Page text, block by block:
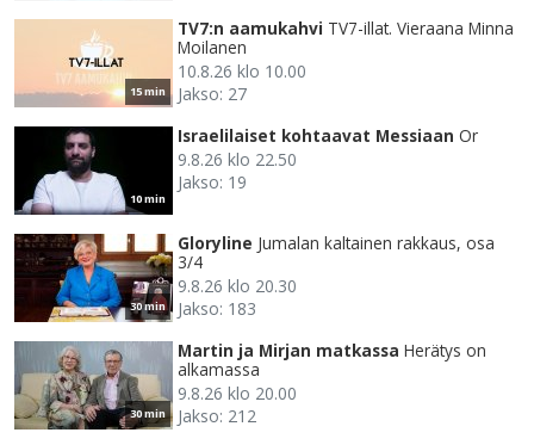
15 min
TV7:n aamukahvi TV7-illat. Vieraana Minna
Moilanen
10.8.26 klo 10.00
Jakso: 27
10 min
Israelilaiset kohtaavat Messiaan Or
9.8.26 klo 22.50
Jakso: 19
30 min
Gloryline Jumalan kaltainen rakkaus, osa
3/4
9.8.26 klo 20.30
Jakso: 183
30 min
Martin ja Mirjan matkassa Herätys on
alkamassa
9.8.26 klo 20.00
Jakso: 212